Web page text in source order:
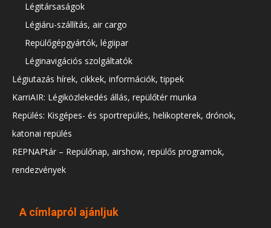
Légitársaságok
Légiáru-szállítás, air cargo
Repülőgépgyártók, légiipar
Léginavigációs szolgáltatók
Légiutazás hírek, cikkek, információk, tippek
KarriAIR: Légiközlekedés állás, repülőtér munka
Repülés: Kisgépes- és sportrepülés, helikopterek, drónok,
katonai repülés
REPNAPtár – Repülőnap, airshow, repülős programok,
rendezvények
A címlapról ajánljuk